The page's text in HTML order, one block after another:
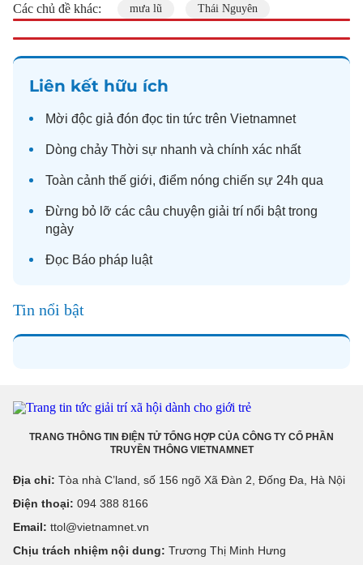
Các chủ đề khác: mưa lũ Thái Nguyên
Liên kết hữu ích
Mời độc giả đón đọc tin tức trên Vietnamnet
Dòng chảy Thời sự nhanh và chính xác nhất
Toàn cảnh thế giới, điểm nóng chiến sự 24h qua
Đừng bỏ lỡ các câu chuyện giải trí nổi bật trong
ngày
Đọc Báo pháp luật
Tin nổi bật
TRANG THÔNG TIN ĐIỆN TỬ TỔNG HỢP CỦA CÔNG TY CỔ PHẦN
TRUYỀN THÔNG VIETNAMNET
Địa chỉ: Tòa nhà C’land, số 156 ngõ Xã Đàn 2, Đống Đa, Hà Nội
Điện thoại: 094 388 8166
Email: ttol@vietnamnet.vn
Chịu trách nhiệm nội dung: Trương Thị Minh Hưng